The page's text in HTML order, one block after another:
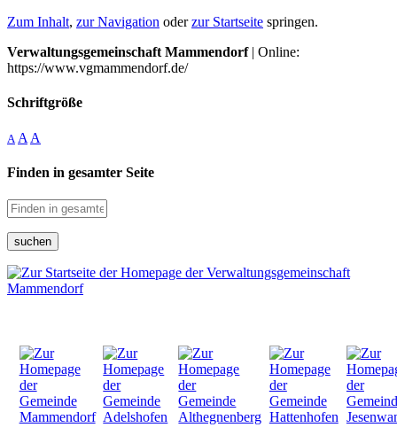
Zum Inhalt, zur Navigation oderzur Startseite springen.
Verwaltungsgemeinschaft Mammendorf| Online:
https://www.vgmammendorf.de/
Schriftgröße
A A A
Finden in gesamter Seite
suchen